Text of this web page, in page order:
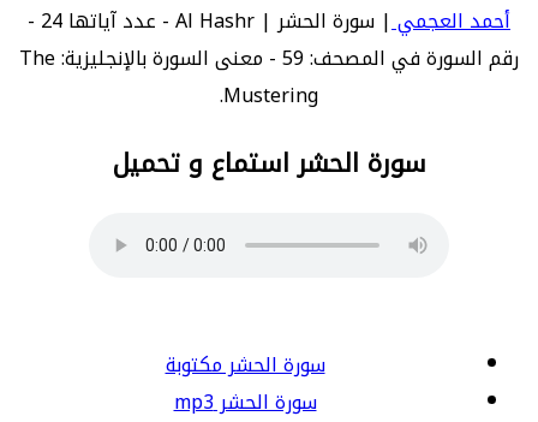
أحمد العجمي
| سورة الحشر | Al Hashr - عدد آياتها 24 -
رقم السورة في المصحف: 59 - معنى السورة بالإنجليزية: The
Mustering.
سورة الحشر استماع و تحميل
سورة الحشر مكتوبة
سورة الحشر mp3